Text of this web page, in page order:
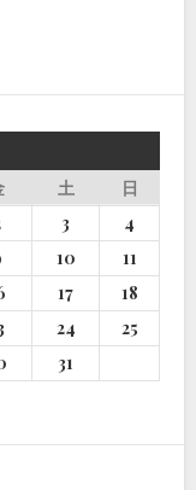
土
日
3
4
10
11
17
18
24
25
31